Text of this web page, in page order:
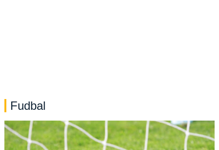
Fudbal